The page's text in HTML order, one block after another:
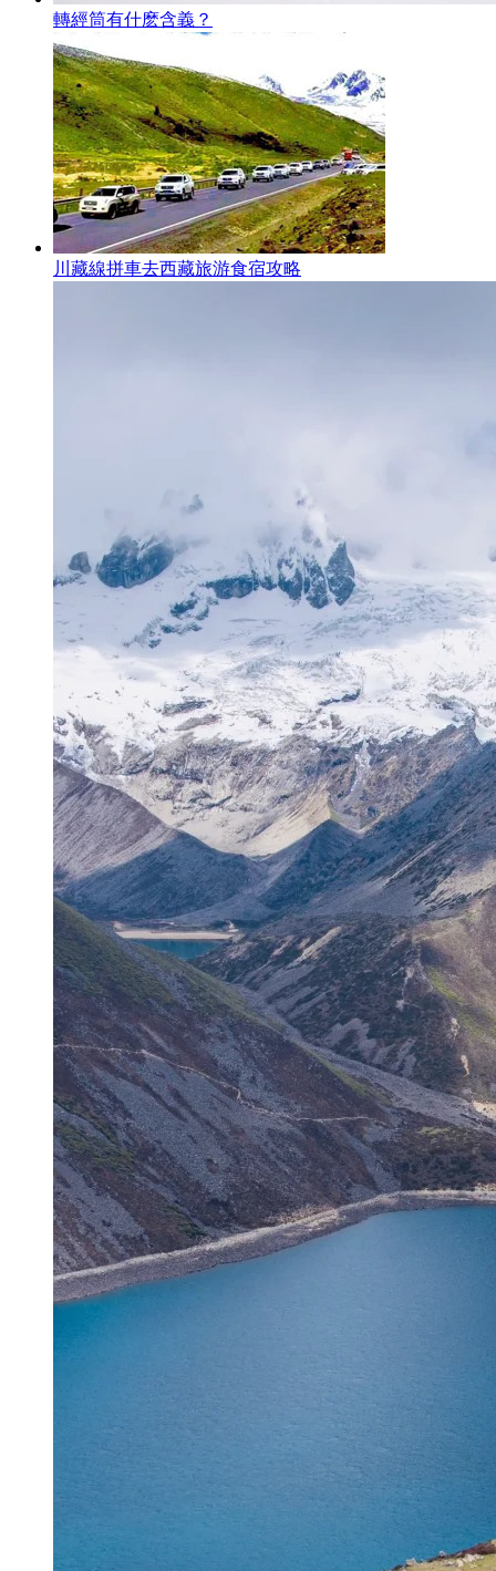
轉經筒有什麽含義？
川藏線拼車去西藏旅游食宿攻略